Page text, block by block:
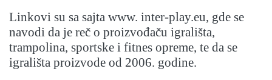
Linkovi su sa sajta www. inter-play.eu, gde se
navodi da je reč o proizvođaču igrališta,
trampolina, sportske i fitnes opreme, te da se
igrališta proizvode od 2006. godine.